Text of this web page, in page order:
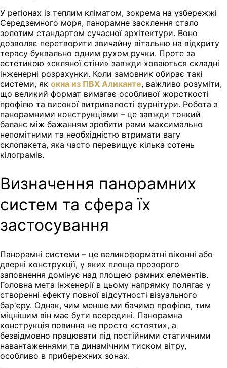
У регіонах із теплим кліматом, зокрема на узбережжі
Середземного моря, панорамне засклення стало
золотим стандартом сучасної архітектури. Воно
дозволяє перетворити звичайну вітальню на відкриту
терасу буквально одним рухом ручки. Проте за
естетикою «скляної стіни» завжди ховаються складні
інженерні розрахунки. Коли замовник обирає такі
системи, як окна из ПВХ Аликанте, важливо розуміти,
що великий формат вимагає особливої жорсткості
профілю та високої витривалості фурнітури. Робота з
панорамними конструкціями – це завжди тонкий
баланс між бажанням зробити рами максимально
непомітними та необхідністю втримати вагу
склопакета, яка часто перевищує кілька сотень
кілограмів.
Визначення панорамних
систем та сфера їх
застосування
Панорамні системи – це великоформатні віконні або
дверні конструкції, у яких площа прозорого
заповнення домінує над площею рамних елементів.
Головна мета інженерії в цьому напрямку полягає у
створенні ефекту повної відсутності візуального
бар'єру. Однак, чим менше ми бачимо профілю, тим
міцнішим він має бути всередині. Панорамна
конструкція повинна не просто «стояти», а
безвідмовно працювати під постійними статичними
навантаженнями та динамічним тиском вітру,
особливо в прибережних зонах.